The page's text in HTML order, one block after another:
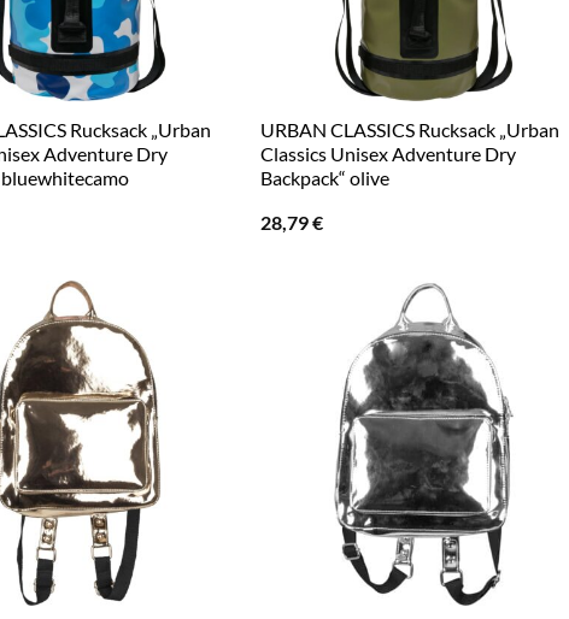
Rucksack „Urban
Adventure Dry
bluewhitecamo
URBAN CLASSICS Rucksack „Urban
Classics Unisex Adventure Dry
Backpack“ olive
28,79€